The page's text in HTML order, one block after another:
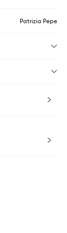
Patrizia Pepe